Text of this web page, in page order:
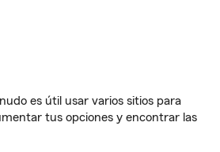
es útil usar varios sitios para
tus opciones y encontrar las